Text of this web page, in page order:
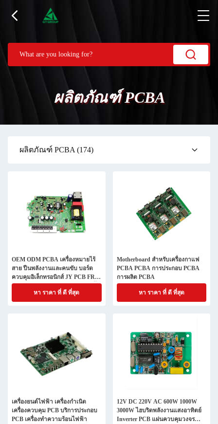
ผลิตภัณฑ์ PCBA
ผลิตภัณฑ์ PCBA (174)
OEM ODM PCBA เครื่องหมายไร้
สาย ปืนพลังงานและคนขับ บอร์ด
ควบคุมอิเล็กทรอนิกส์ JY PCB FR4
CEM1 CEM3 ความสูง TG 1-20 ชั้น
หา ราคา ที่ ดี ที่สุด
Motherboard สําหรับเครื่องกาแฟ
PCBA PCBA การประกอบ PCBA
การผลิต PCBA
หา ราคา ที่ ดี ที่สุด
เครื่องยนต์ไฟฟ้า เครื่องกําเนิด
เครื่องควบคุม PCB บริการประกอบ
PCB เครื่องทําความร้อนไฟฟ้า
12V DC 220V AC 600W 1000W
3000W ไฮบริดพลังงานแสงอาทิตย์
Inverter PCB แผ่นควบคุมวงจร